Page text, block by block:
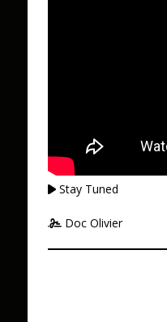
Stay Tuned
Doc Olivier